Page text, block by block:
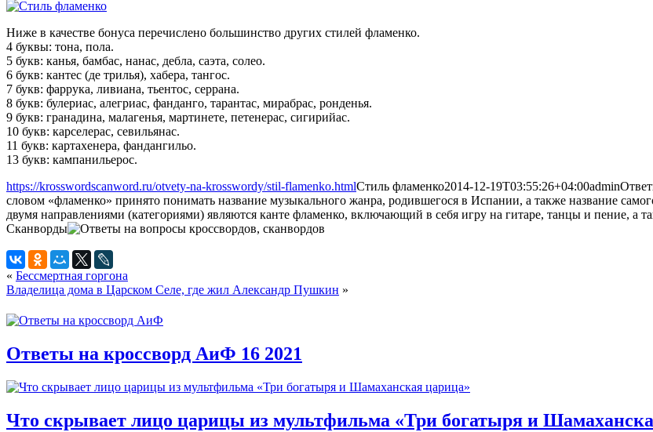
Ниже в качестве бонуса перечислено большинство других стилей фламенко.
4 буквы: тона, пола.
5 букв: канья, бамбас, нанас, дебла, саэта, солео.
6 букв: кантес (де трилья), хабера, тангос.
7 букв: фаррука, ливиана, тьентос, серрана.
8 букв: булериас, алегриас, фанданго, тарантас, мирабрас, ронденья.
9 букв: гранадина, малагенья, мартинете, петенерас, сигирийас.
10 букв: карселерас, севильянас.
11 букв: картахенера, фандангильо.
13 букв: кампанильерос.
https://krosswordscanword.ru/otvety-na-krosswordy/stil-flamenko.htmlСтиль фламенко2014-12-19T03:55:26+04:00admin
словом «фламенко» принято понимать название музыкального жанра, родившегося в Испании, а также название
двумя направлениями (категориями) являются канте фламенко, включающий в себя игру на гитаре, танцы и пение, а
Сканворды
« Бессмертная горгона
Владелица дома в Царском Селе, где жил Александр Пушкин »
Ответы на кроссворд АиФ 16 2021
Что скрывает лицо царицы из мультфильма «Три богатыря и